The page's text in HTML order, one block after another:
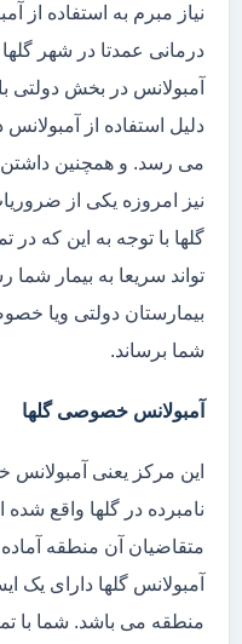
نیاز مبرم به استفاده از
درمانی عمدتا در شهر
آمبولانس در بخش دولتی
دلیل استفاده از
می رسد. و همچنین
نیز امروزه یکی از
گلها با توجه به این که
تواند سریعا به بیمار شما
بیمارستان دولتی ویا
شما برساند.
آمبولانس خصوصی گلها
این مرکز یعنی
نامبرده در گلها واقع
متقاضیان آن منطقه
آمبولانس گلها دارای یک
منطقه می باشد. شما با